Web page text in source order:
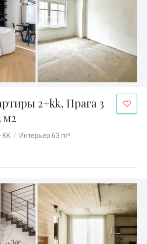
2+kk, Прага 3
KK / Интерьер 63 m²